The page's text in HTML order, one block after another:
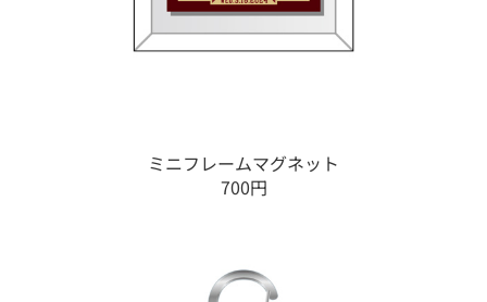
ミニフレームマグネット
700円